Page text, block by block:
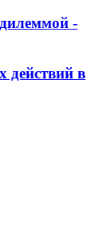
-
действий в